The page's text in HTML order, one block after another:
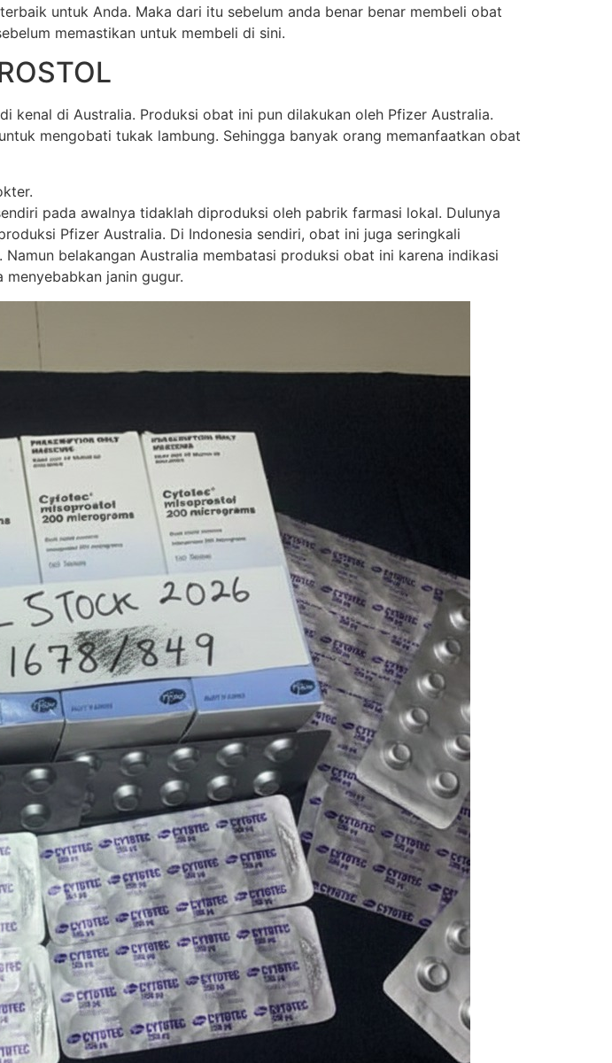
untuk Anda. Maka dari itu sebelum anda benar benar membeli obat
memastikan untuk membeli di sini.
di Australia. Produksi obat ini pun dilakukan oleh Pfizer Australia.
mengobati tukak lambung. Sehingga banyak orang memanfaatkan obat
pada awalnya tidaklah diproduksi oleh pabrik farmasi lokal. Dulunya
Pfizer Australia. Di Indonesia sendiri, obat ini juga seringkali
belakangan Australia membatasi produksi obat ini karena indikasi
janin gugur.